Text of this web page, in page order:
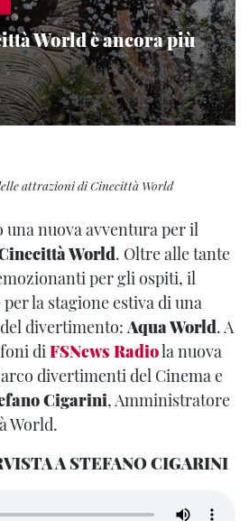
World è ancora più
attrazioni di Cinecittà World
una nuova avventura per il
World. Oltre alle tante
per gli ospiti, il
la stagione estiva di una
divertimento:Aqua World. A
diFSNews Radiola nuova
divertimenti del Cinema e
Cigarini, Amministratore
World.
A STEFANO CIGARINI